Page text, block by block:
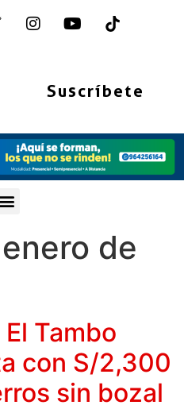
Suscríbete
de
Tambo
con S/2,300
sin bozal